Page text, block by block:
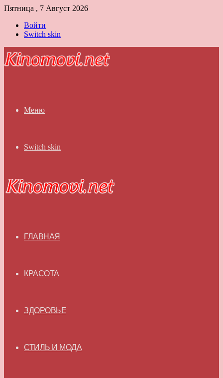
Пятница , 7 Август 2026
Войти
Switch skin
Меню
Switch skin
ГЛАВНАЯ
КРАСОТА
ЗДОРОВЬЕ
СТИЛЬ И МОДА